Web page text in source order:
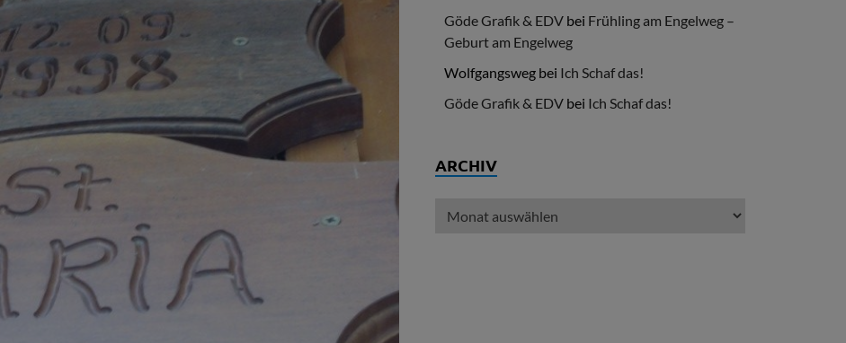
Göde Grafik & EDV bei Frühling am Engelweg –
Geburt am Engelweg
Wolfgangsweg bei Ich Schaf das!
Göde Grafik & EDV bei Ich Schaf das!
ARCHIV